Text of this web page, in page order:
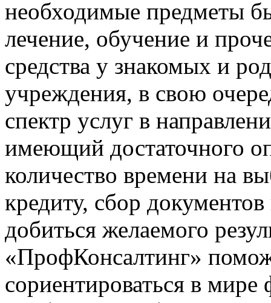
необходимые предметы
лечение, обучение и
средства у знакомых и
учреждения, в свою
спектр услуг в
имеющий достаточного
количество времени на
кредиту, сбор
добиться желаемого
«ПрофКонсалтинг»
сориентироваться в